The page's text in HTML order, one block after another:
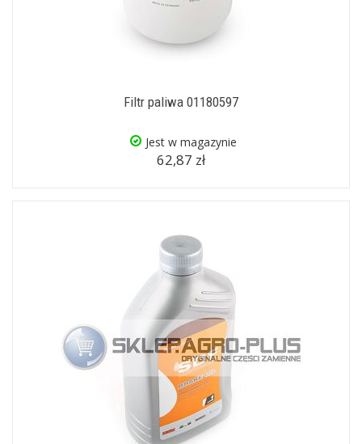
Filtr paliwa 01180597
Jest w magazynie
62,87 zł